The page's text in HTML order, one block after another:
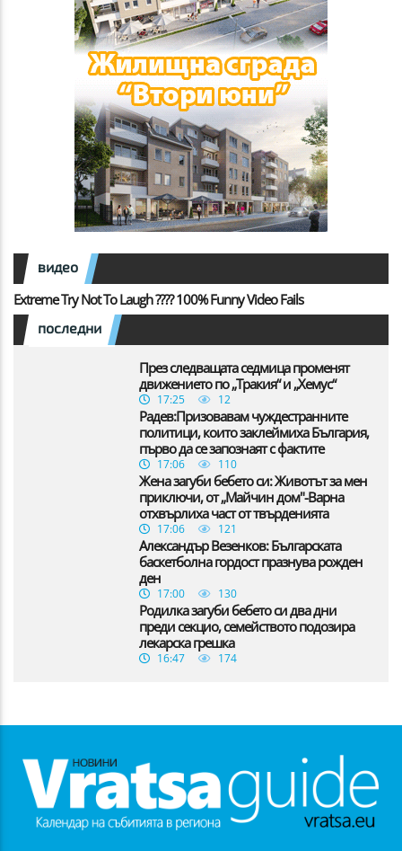
видео
Extreme Try Not To Laugh ???? 100% Funny Video Fails
последни
През следващата седмица променят
движението по „Тракия“ и „Хемус“
17:25 12
Радев:Призовавам чуждестранните
политици, които заклеймиха България,
първо да се запознаят с фактите
17:06 110
Жена загуби бебето си: Животът за мен
приключи, от „Майчин дом"-Варна
отхвърлиха част от твърденията
17:06 121
Александър Везенков: Българската
баскетболна гордост празнува рожден
ден
17:00 130
Родилка загуби бебето си два дни
преди секцио, семейството подозира
лекарска грешка
16:47 174